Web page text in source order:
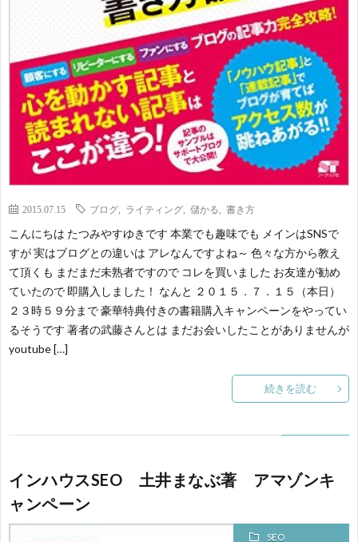
2015.07.15 ブログ ライティング 儲かる 書き方
こんにちは たつみやすゆきです 本業でも趣味でも メインはSNSで
すが 実はブログとの違いは アレなんですよね～ 色々な方から教え
て頂くも まだまだ未熟者ですので コレを買いました お友達が勧め
ていたので 即購入しました！ なんと ２０１５．７．１５（本日）
２３時５９分まで 豪華特典付きの書籍購入キャンペーンをやってい
るそうです 著者の武藤さんとは まだお会いしたことがありませんが
youtube […]
続きを読む
インハウスSEO 土井まなぶ著 アマゾンキ
ャンペーン
SEO